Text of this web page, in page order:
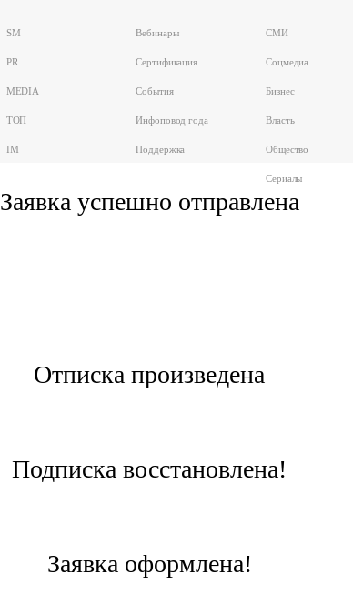
SM
PR
MEDIA
ТОП
IM
Вебинары
Сертификация
События
Инфоповод года
Поддержка
СМИ
Соцмедиа
Бизнес
Власть
Общество
Сериалы
Заявка успешно отправлена
Отписка произведена
Подписка восстановлена!
Заявка оформлена!